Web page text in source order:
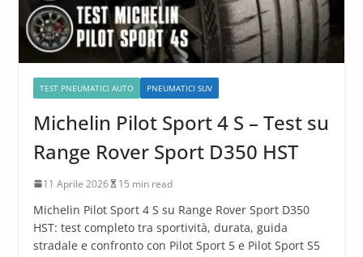
TEST PNEUMATICI AUTO PNEUMATICI SUV
Michelin Pilot Sport 4 S – Test su
Range Rover Sport D350 HST
11 Aprile 2026 15 min read
Michelin Pilot Sport 4 S su Range Rover Sport D350
HST: test completo tra sportività, durata, guida
stradale e confronto con Pilot Sport 5 e Pilot Sport S5